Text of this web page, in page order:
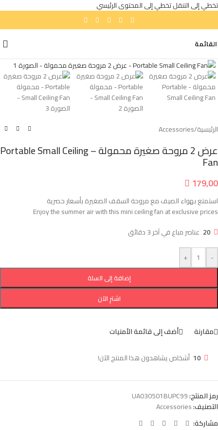
تخطي إلى التنقلتخطي إلى المحتوى الرئيسي
القائمة
الرئيسية/
Accessories
عرض 2 مروحة صغيرة محمولة – Portable Small Ceiling
Fan
 179,00
استمتع بهواء الصيف مع مروحة السقف الصغيرة بأسعار حصرية
Enjoy the summer air with this mini ceiling fan at exclusive prices
20 عناصر مباع في آخر 3 دقائق
-
+
إضافة إلى السلة
اشترِ الآن
مقارنة أضف إلى قائمة الأمنيات
10 أشخاص يشاهدون هذا المنتج الآن!
رمز المنتج:UA030501BUPC99
التصنيف:Accessories
مشاركة: